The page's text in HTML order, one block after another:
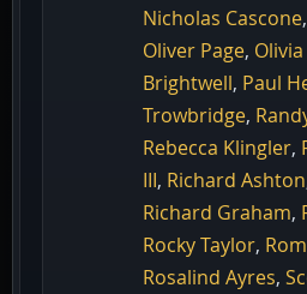
Nicholas Cascone,
Oliver Page,
Brightwell, Paul
Trowbridge,
Rebecca Klingler,
III, Richard Ashton
Richard Graham,
Rocky Taylor,
Rosalind Ayres,